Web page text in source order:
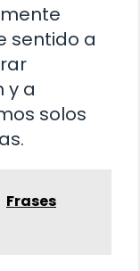
sentido a
y a
solos
Frases